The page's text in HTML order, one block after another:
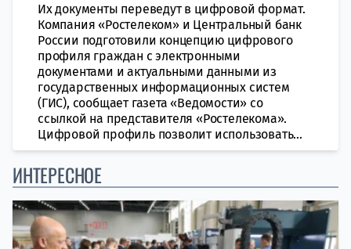
Их документы переведут в цифровой формат.
Компания «Ростелеком» и Центральный банк
России подготовили концепцию цифрового
профиля граждан с электронными
документами и актуальными данными из
государственных информационных систем
(ГИС), сообщает газета «Ведомости» со
ссылкой на представителя «Ростелекома».
Цифровой профиль позволит использовать...
ИНТЕРЕСНОЕ